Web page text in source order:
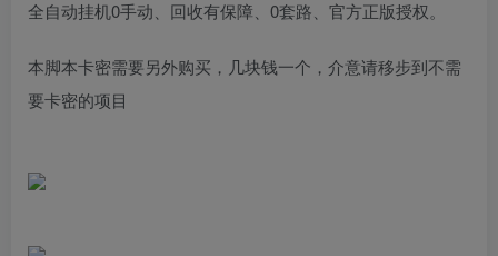
全自动挂机0手动、回收有保障、0套路、官方正版授权。
本脚本卡密需要另外购买，几块钱一个，介意请移步到不需
要卡密的项目